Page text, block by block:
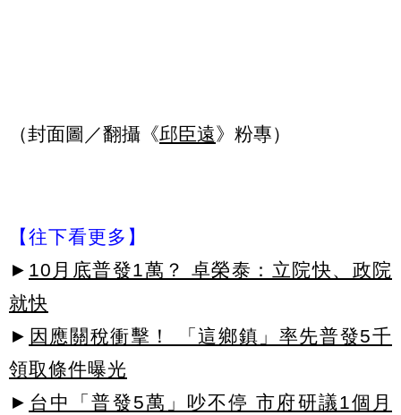
（封面圖／翻攝《邱臣遠》粉專）
【往下看更多】
► 10月底普發1萬？ 卓榮泰：立院快、政院
就快
► 因應關稅衝擊！ 「這鄉鎮」率先普發5千
領取條件曝光
► 台中「普發5萬」吵不停 市府研議1個月